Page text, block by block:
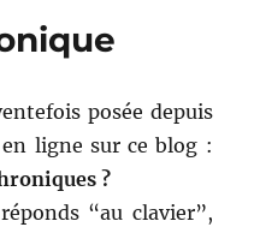
posée depuis
ligne sur ce blog :
?
“au clavier”,